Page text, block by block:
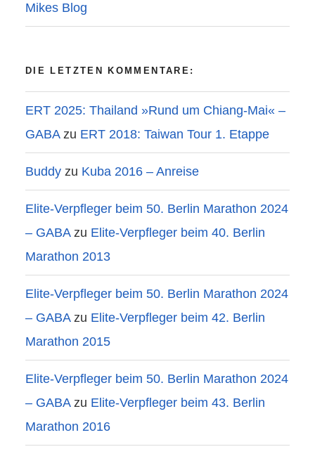
Mikes Blog
DIE LETZTEN KOMMENTARE:
ERT 2025: Thailand »Rund um Chiang-Mai« –
GABAzu ERT 2018: Taiwan Tour 1. Etappe
Buddy zu Kuba 2016 – Anreise
Elite-Verpfleger beim 50. Berlin Marathon 2024
– GABAzu Elite-Verpfleger beim 40. Berlin
Marathon 2013
Elite-Verpfleger beim 50. Berlin Marathon 2024
– GABAzu Elite-Verpfleger beim 42. Berlin
Marathon 2015
Elite-Verpfleger beim 50. Berlin Marathon 2024
– GABAzu Elite-Verpfleger beim 43. Berlin
Marathon 2016